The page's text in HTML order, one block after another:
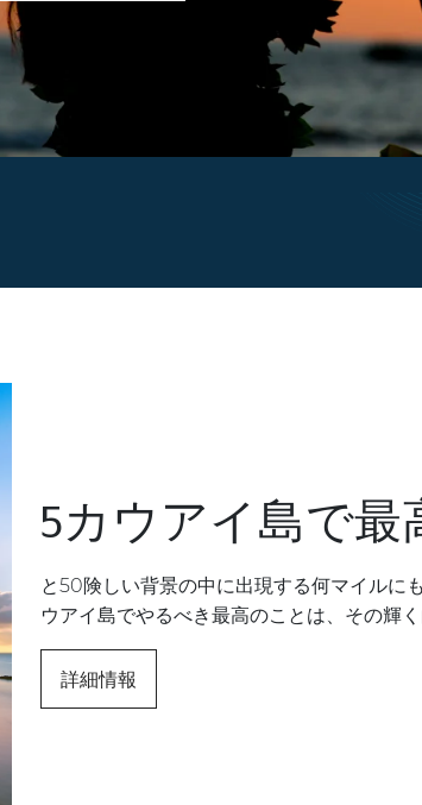
5カウアイ島で最
と50険しい背景の中に出現する何マイルに
ウアイ島でやるべき最高のことは、その輝
詳細情報